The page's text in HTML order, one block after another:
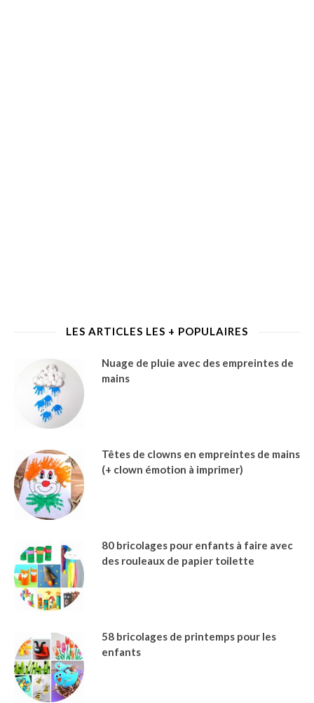
LES ARTICLES LES + POPULAIRES
Nuage de pluie avec des empreintes de
mains
Têtes de clowns en empreintes de mains
(+ clown émotion à imprimer)
80 bricolages pour enfants à faire avec
des rouleaux de papier toilette
58 bricolages de printemps pour les
enfants